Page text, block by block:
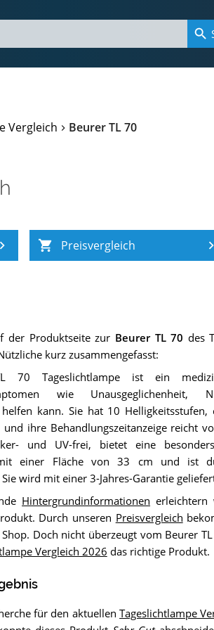
Vergleich Beurer TL 70
Preisvergleich
der Produktseite zur Beurer TL 70 des
kurz zusammengefasst:
70 Tageslichtlampe ist ein
wie Unausgeglichenheit,
helfen kann. Sie hat 10
ihre Behandlungszeitanzeige reicht
und UV-frei, bietet eine
einer Fläche von 33 cm und ist
wird mit einer 3-Jahres-Garantie
Hintergrundinformationen erleichtern
Durch unseren Preisvergleich
Doch nicht überzeugt vom Beurer
Vergleich 2026 das richtige Produkt.
für den aktuellenTageslichtlampe